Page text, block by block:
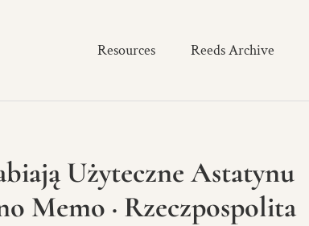
Resources Reeds Archive
Użyteczne Astatynu
Memo · Rzeczpospolita